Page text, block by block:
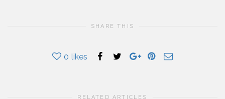
SHARE THIS
0 likes
RELATED ARTICLES